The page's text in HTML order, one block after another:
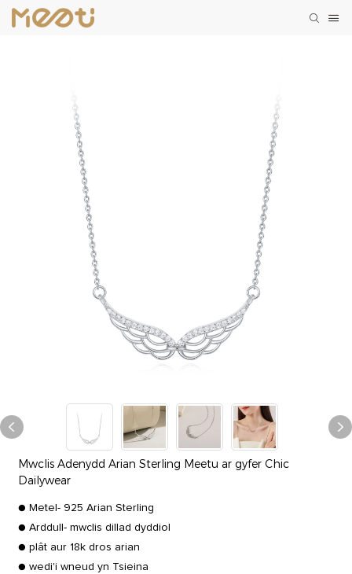
Mwclis Adenydd Arian Sterling Meetu ar gyfer Chic
Dailywear
● Metel- 925 Arian Sterling
● Arddull- mwclis dillad dyddiol
● plât aur 18k dros arian
● wedi'i wneud yn Tsieina